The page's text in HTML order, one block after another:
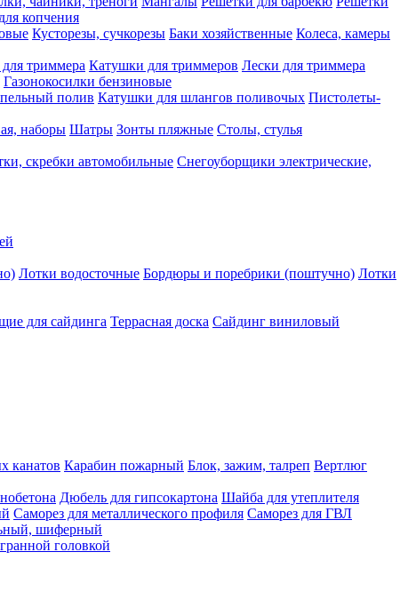
копчения
Кусторезы, сучкорезы Баки хозяйственные Колеса, камеры
триммера Катушки для триммеров Лески для триммера
Газонокосилки бензиновые
полив Катушки для шлангов поливочых Пистолеты-
наборы Шатры Зонты пляжные Столы, стулья
скребки автомобильные Снегоуборщики электрические,
Лотки водосточные Бордюры и поребрики (поштучно) Лотки
для сайдинга Террасная доска Сайдинг виниловый
канатов Карабин пожарный Блок, зажим, талреп Вертлюг
Дюбель для гипсокартона Шайба для утеплителя
Саморез для металлического профиля Саморез для ГВЛ
шиферный
головкой